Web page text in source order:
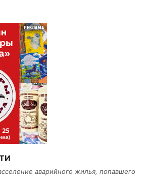
аварийного жилья, попавшего